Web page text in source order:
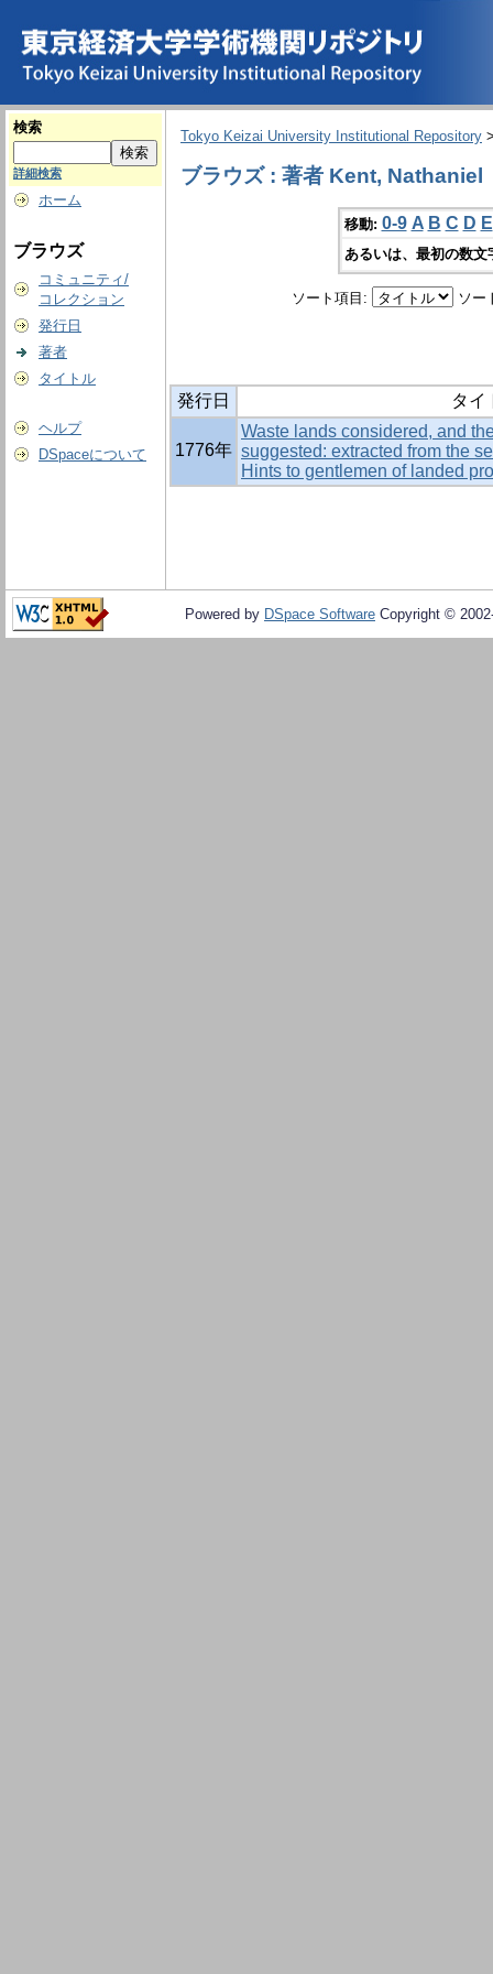
検索
詳細検索
ホーム
ブラウズ
コミュニティ/
コレクション
発行日
著者
タイトル
ヘルプ
DSpaceについて
Tokyo Keizai University Institutional Repository
ブラウズ : 著者 Kent, Nathaniel
移動: 0-9 A B C D E
あるいは、最初の数
ソート項目: ソー
発行日 タイ
1776年
Waste lands considered, and
suggested: extracted from the
Hints to gentlemen of landed
Powered by DSpace Software Copyright ©